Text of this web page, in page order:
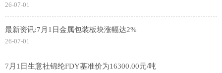
26-07-01
最新资讯:7月1日金属包装板块涨幅达2%
26-07-01
7月1日生意社锦纶FDY基准价为16300.00元/吨